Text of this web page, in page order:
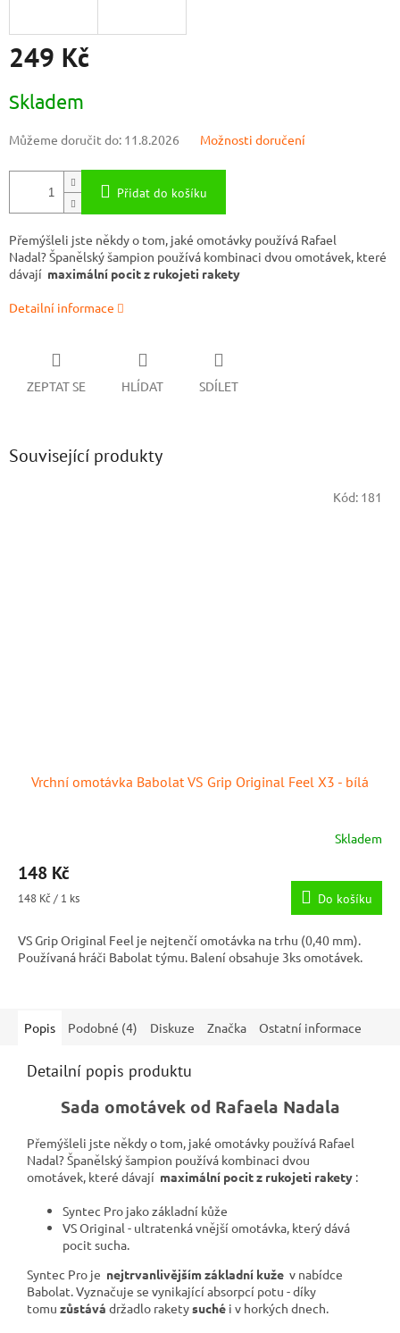
249 Kč
cena:
Skladem
Můžeme doručit do: 11.8.2026 Možnosti doručení
Přidat do košíku
Přemýšleli jste někdy o tom, jaké omotávky používá Rafael
Nadal? Španělský šampion používá kombinaci dvou omotávek, které
dávají maximální pocit z rukojeti rakety
Detailní informace
ZEPTAT SE HLÍDAT SDÍLET
Související produkty
Vrchní omotávka Babolat VS Grip Original Feel X3 - bílá
Skladem
148 Kč
Měrná
148 Kč / 1 ks Do košíku
VS Grip Original Feel je nejtenčí omotávka na trhu (0,40 mm).
Používaná hráči Babolat týmu. Balení obsahuje 3ks omotávek.
Kód: 181
Popis Podobné (4) Diskuze Značka Ostatní informace
Detailní popis produktu
Sada omotávek od Rafaela Nadala
Přemýšleli jste někdy o tom, jaké omotávky používá Rafael
Nadal?Španělský šampion používá kombinaci dvou
omotávek, které dávají maximální pocit z rukojeti rakety :
Syntec Pro jako základní kůže
VS Original - ultratenká vnější omotávka, který dává
pocit sucha.
Syntec Pro je nejtrvanlivějším základní kuže v nabídce
Babolat.Vyznačuje se vynikající absorpcí potu - díky
tomu zůstává držadlo raketysuché i v horkých dnech.